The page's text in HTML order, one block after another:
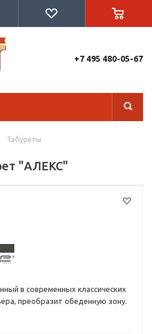
+7 495 480-05-67
Табуреты
"АЛЕКС"
в современных классических
преобразит обеденную зону.